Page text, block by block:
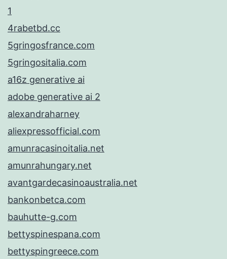
1
4rabetbd.cc
5gringosfrance.com
5gringositalia.com
a16z generative ai
adobe generative ai 2
alexandraharney
aliexpressofficial.com
amunracasinoitalia.net
amunrahungary.net
avantgardecasinoaustralia.net
bankonbetca.com
bauhutte-g.com
bettyspinespana.com
bettyspingreece.com